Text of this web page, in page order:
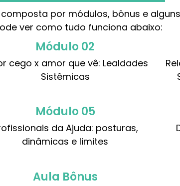
por módulos, bônus e
ver como tudo funciona abaixo:
Módulo 02
cego x amor que vê: Lealdades
Sistêmicas
Módulo 05
da Ajuda: posturas,
dinâmicas e limites
Aula Bônus